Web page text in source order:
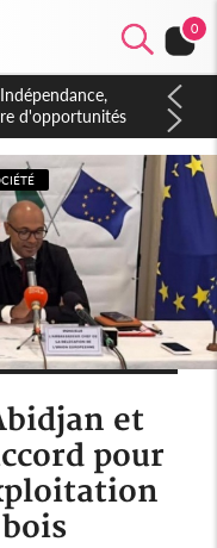
0
fronde, les agents
direction sur les
et
pour